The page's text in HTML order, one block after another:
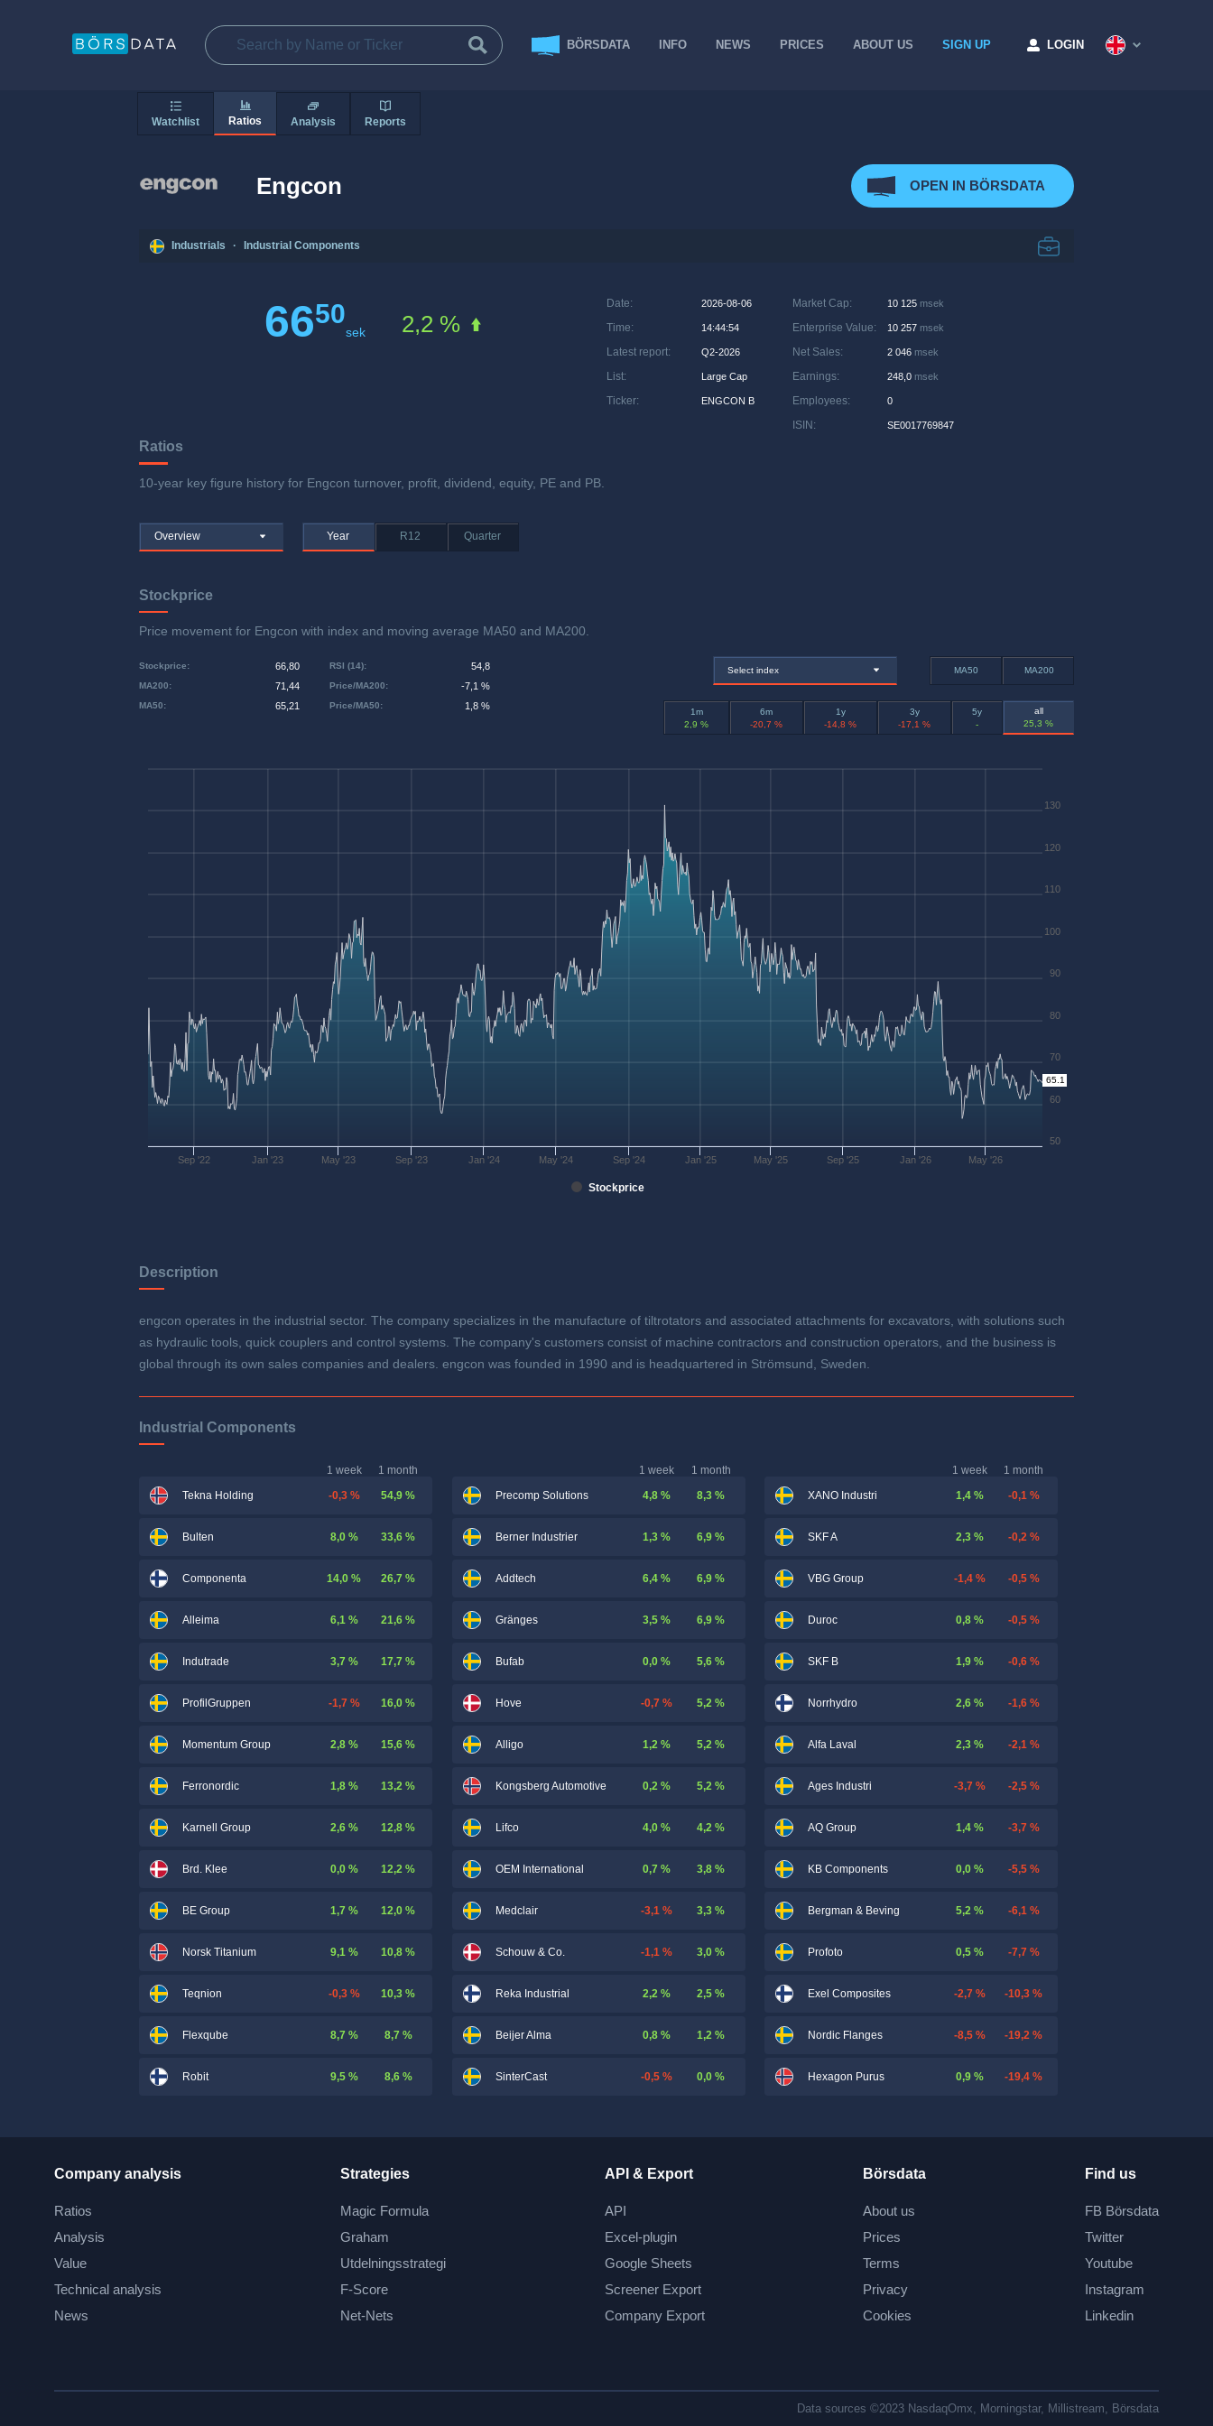
BÖRSDATA INFO NEWS PRICES ABOUT US SIGN UP LOGIN
Watchlist Ratios Analysis Reports
Engcon OPEN IN BÖRSDATA
Industrials · Industrial Components
6650
sek 2,2 %
Date: 2026-08-06
Time: 14:44:54
Latest report: Q2-2026
List: Large Cap
Ticker: ENGCON B
Market Cap: 10 125 msek
Enterprise Value: 10 257 msek
Net Sales: 2 046 msek
Earnings: 248,0 msek
Employees: 0
ISIN : SE0017769847
Ratios
10-year key figure history for Engcon turnover, profit, dividend, equity, PE and PB.
Overview Year R12 Quarter
Stockprice
Price movement for Engcon with index and moving average MA50 and MA200.
Stockprice: 66,80
MA50: 65,21
MA200: 71,44 Price/MA200: -7,1 %
RSI (14): 54,8
Price/MA50: 1,8 %
Select index MA50 MA200
1m
2,9 %
6m
-20,7 %
1y
-14,8 %
3y
-17,1 %
5y
-
all
25,3 %
Stockprice
Sep '22 Jan '23 May '23 Sep '23 Jan '24 May '24 Sep '24 Jan '25 May '25 Sep '25 Jan '26 May '26
50
60
70
80
90
100
110
120
130
65.1
Description
engcon operates in the industrial sector. The company specializes in the manufacture of tiltrotators and associated attachments for excavators, with solutions such
as hydraulic tools, quick couplers and control systems. The company's customers consist of machine contractors and construction operators, and the business is
global through its own sales companies and dealers. engcon was founded in 1990 and is headquartered in Strömsund, Sweden.
Industrial Components
1 week
1 month
Tekna Holding
-0,3 % 54,9 %
Bulten 8,0 % 33,6 %
Componenta 14,0 % 26,7 %
Alleima 6,1 % 21,6 %
Indutrade 3,7 % 17,7 %
ProfilGruppen -1,7 % 16,0 %
Momentum Group 2,8 % 15,6 %
Ferronordic 1,8 % 13,2 %
Karnell Group 2,6 % 12,8 %
Brd. Klee 0,0 % 12,2 %
BE Group 1,7 % 12,0 %
Norsk Titanium 9,1 % 10,8 %
Teqnion -0,3 % 10,3 %
Flexqube 8,7 % 8,7 %
Robit 9,5 % 8,6 %
1 week
1 month
Precomp Solutions
4,8 % 8,3 %
Berner Industrier 1,3 % 6,9 %
Addtech 6,4 % 6,9 %
Gränges 3,5 % 6,9 %
Bufab 0,0 % 5,6 %
Hove -0,7 % 5,2 %
Alligo 1,2 % 5,2 %
Kongsberg Automotive 0,2 % 5,2 %
Lifco 4,0 % 4,2 %
OEM International 0,7 % 3,8 %
Medclair -3,1 % 3,3 %
Schouw & Co. -1,1 % 3,0 %
Reka Industrial 2,2 % 2,5 %
Beijer Alma 0,8 % 1,2 %
SinterCast -0,5 % 0,0 %
1 week
1 month
XANO Industri
1,4 % -0,1 %
SKF A 2,3 % -0,2 %
VBG Group -1,4 % -0,5 %
Duroc 0,8 % -0,5 %
SKF B 1,9 % -0,6 %
Norrhydro 2,6 % -1,6 %
Alfa Laval 2,3 % -2,1 %
Ages Industri -3,7 % -2,5 %
AQ Group 1,4 % -3,7 %
KB Components 0,0 % -5,5 %
Bergman & Beving 5,2 % -6,1 %
Profoto 0,5 % -7,7 %
Exel Composites -2,7 % -10,3 %
Nordic Flanges -8,5 % -19,2 %
Hexagon Purus 0,9 % -19,4 %
Company analysis
Ratios
Analysis
Value
Technical analysis
News
Strategies
Magic Formula
Graham
Utdelningsstrategi
F-Score
Net-Nets
API & Export
API
Excel-plugin
Google Sheets
Screener Export
Company Export
Börsdata
About us
Prices
Terms
Privacy
Cookies
Find us
FB Börsdata
Twitter
Youtube
Instagram
Linkedin
Data sources ©2023 NasdaqOmx, Morningstar, Millistream, Börsdata